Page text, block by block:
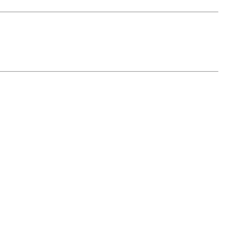
Vipps, Klarna och Google Pay.
debiteras kortet/fakturan.